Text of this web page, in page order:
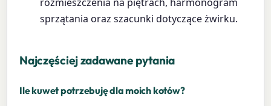
sprzątania oraz szacunki dotyczące żwirku.
Najczęściej zadawane pytania
Ile kuwet potrzebuję dla moich kotów?